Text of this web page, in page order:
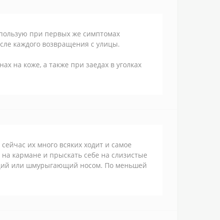
при первых же симптомах
каждого возвращения с улицы.
на коже, а также при заедах в уголках
их много всяких ходит и самое
кармане и прыскать себе на слизистые
или шмурыгающий носом. По меньшей